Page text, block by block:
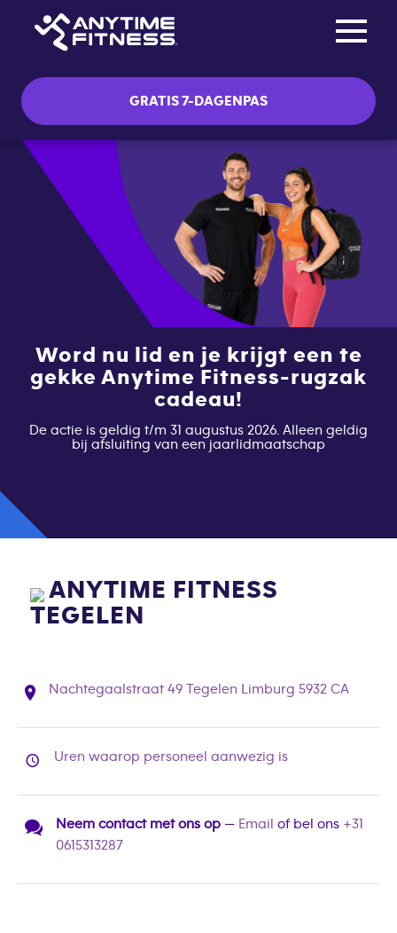
GRATIS 7-DAGENPAS
Word nu lid en je krijgt een te
gekke Anytime Fitness-rugzak
cadeau!
De actie is geldig t/m 31 augustus 2026. Alleen geldig
bij afsluiting van een jaarlidmaatschap
ANYTIME FITNESS
TEGELEN
Nachtegaalstraat 49 Tegelen Limburg 5932 CA
Uren waarop personeel aanwezig is
Neem contact met ons op — Email of bel ons +31
0615313287